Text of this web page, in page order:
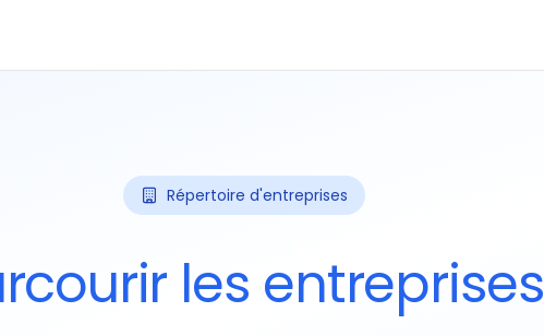
Répertoire d'entreprises
les entreprises